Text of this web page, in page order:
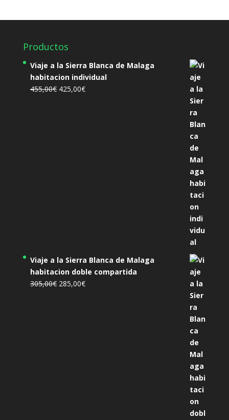
Productos
Viaje a la Sierra Blanca de Malaga
habitacion individual
455,00€ El
425,00€El
Viaje a la Sierra Blanca de Malaga
habitacion doble compartida
305,00€ El
285,00€El